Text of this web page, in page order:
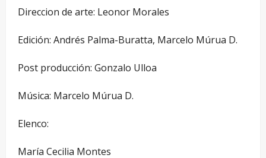
Direccion de arte: Leonor Morales
Edición: Andrés Palma-Buratta, Marcelo Múrua D.
Post producción: Gonzalo Ulloa
Música: Marcelo Múrua D.
Elenco:
María Cecilia Montes